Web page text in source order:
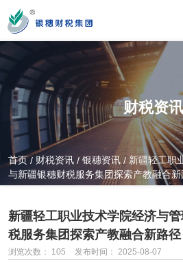
您好！新疆银穗财税服务集团股份有限公
营业时间
MON-SAT 10：00-19：00
财税资讯
首页/ 财税资讯 / 银穗资讯 / 新疆轻工职
与新疆银穗财税服务集团探索产教融合新
新疆轻工职业技术学院经济与
税服务集团探索产教融合新路径
浏览次数： 105 发布时间： 2025-08-07